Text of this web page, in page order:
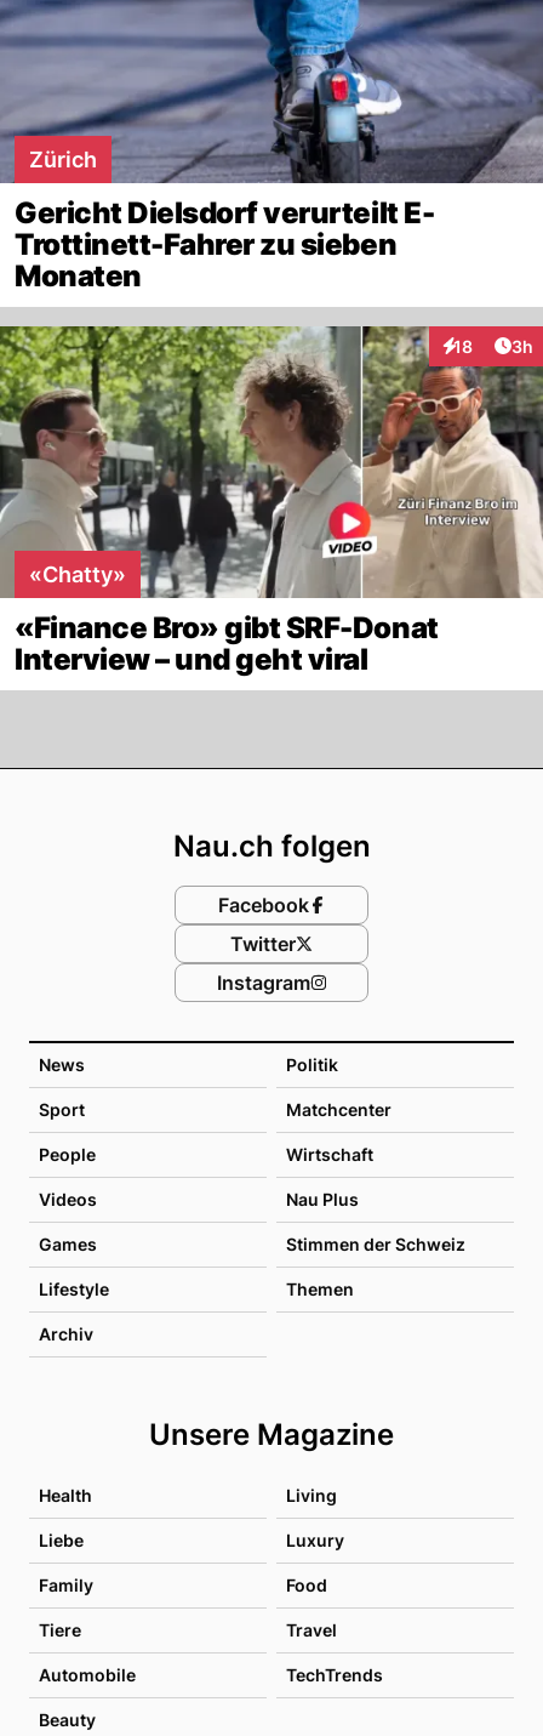
Zürich
Gericht Dielsdorf verurteilt E-
Trottinett-Fahrer zu sieben
Monaten
18
Interaktionen
3h
«Chatty»
«Finance Bro» gibt SRF-Donat
Interview – und geht viral
News Politik
Sport Matchcenter
People Wirtschaft
Videos Nau Plus
Games Stimmen der Schweiz
Lifestyle Themen
Archiv
Unsere Magazine
Health Living
Liebe Luxury
Family Food
Tiere Travel
Automobile TechTrends
Beauty
Nau.ch folgen
Facebook
Twitter
Instagram